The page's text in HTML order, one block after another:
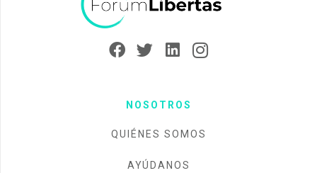
NOSOTROS
QUIÉNES SOMOS
AYÚDANOS